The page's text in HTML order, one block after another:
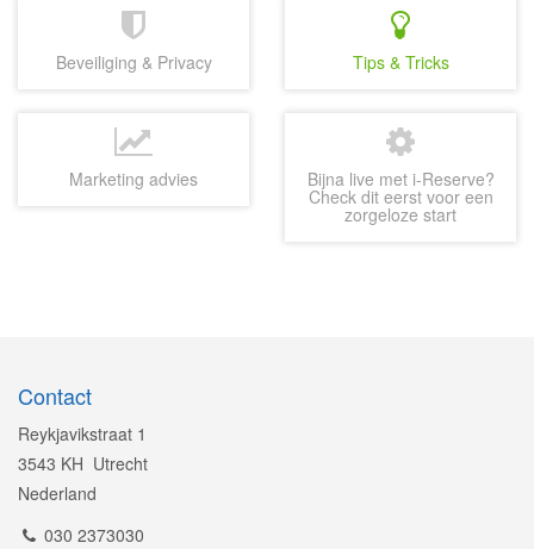
Beveiliging & Privacy Tips & Tricks
Marketing advies Bijna live met i-Reserve?
Check dit eerst voor een
zorgeloze start
Contact
Reykjavikstraat 1
3543 KH Utrecht
Nederland
030 2373030